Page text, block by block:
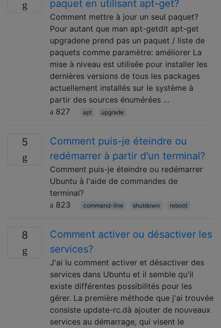
paquet en utilisant apt-get?
Comment mettre à jour un seul paquet?
Pour autant que man apt-getdit apt-get
upgradene prend pas un paquet / liste de
paquets comme paramètre: améliorer La
mise à niveau est utilisée pour installer les
dernières versions de tous les packages
actuellement installés sur le système à
partir des sources énumérées …
827
apt upgrade
5
Comment puis-je éteindre ou
redémarrer à partir d'un terminal?
Comment puis-je éteindre ou redémarrer
Ubuntu à l'aide de commandes de
terminal?
823
command-line shutdown reboot
8
Comment activer ou désactiver les
services?
J'ai lu comment activer et désactiver des
services dans Ubuntu et il semble qu'il
existe différentes possibilités pour les
gérer. La première méthode que j'ai trouvée
consiste update-rc.dà ajouter de nouveaux
services au démarrage, qui visent le